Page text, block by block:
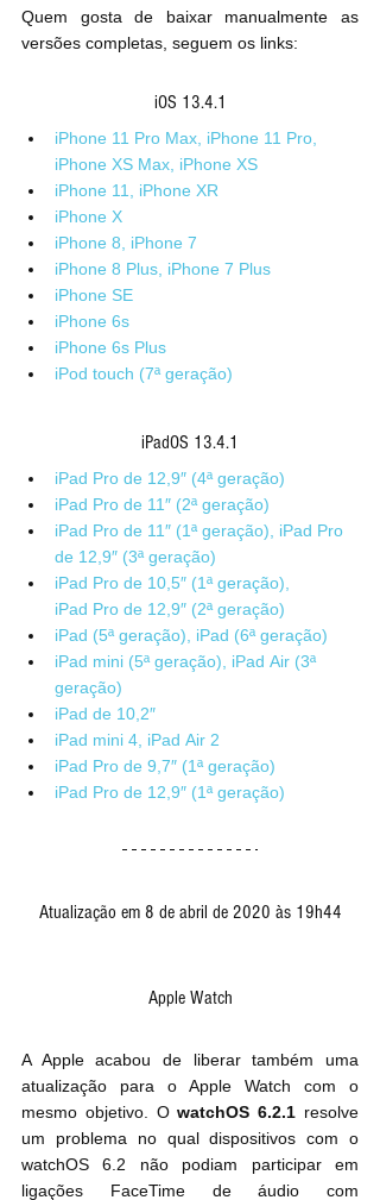
Quem gosta de baixar manualmente as
versões completas, seguem os links:
iOS 13.4.1
iPhone 11 Pro Max, iPhone 11 Pro,
iPhone XS Max, iPhone XS
iPhone 11, iPhone XR
iPhone X
iPhone 8, iPhone 7
iPhone 8 Plus, iPhone 7 Plus
iPhone SE
iPhone 6s
iPhone 6s Plus
iPod touch (7ª geração)
iPadOS 13.4.1
iPad Pro de 12,9″ (4ª geração)
iPad Pro de 11″ (2ª geração)
iPad Pro de 11″ (1ª geração), iPad Pro
de 12,9″ (3ª geração)
iPad Pro de 10,5″ (1ª geração),
iPad Pro de 12,9″ (2ª geração)
iPad (5ª geração), iPad (6ª geração)
iPad mini (5ª geração), iPad Air (3ª
geração)
iPad de 10,2″
iPad mini 4, iPad Air 2
iPad Pro de 9,7″ (1ª geração)
iPad Pro de 12,9″ (1ª geração)
Atualização em 8 de abril de 2020 às 19h44
Apple Watch
A Apple acabou de liberar também uma
atualização para o Apple Watch com o
mesmo objetivo. O watchOS 6.2.1 resolve
um problema no qual dispositivos com o
watchOS 6.2 não podiam participar em
ligações FaceTime de áudio com